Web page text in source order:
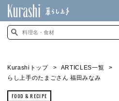
Kurashiトップ ARTICLES一覧
らし上手のたまごさん 福田みなみ
FOOD & RECIPE